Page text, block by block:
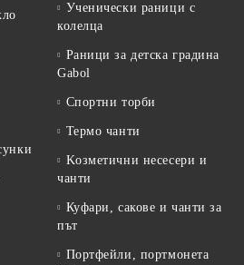
Ученически раници с
колелца
Раници за детска градина
Gabol
Спортни торби
Термо чанти
Kозметични несесери и
чанти
Куфари, сакове и чанти за
път
Портфейли, портмонета